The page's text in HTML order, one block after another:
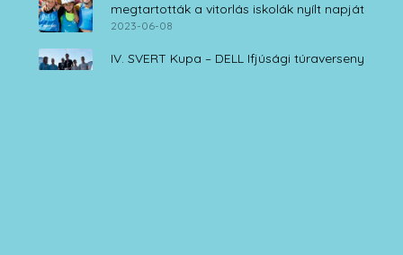
megtartották a vitorlás iskolák nyílt napját
2023-06-08
IV. SVERT Kupa – DELL Ifjúsági túraverseny